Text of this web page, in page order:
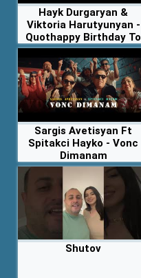
Hayk Durgaryan &
Viktoria Harutyunyan -
Quothappy Birthday To
Mequot Coming Soon
Sargis Avetisyan Ft
Spitakci Hayko - Vonc
Dimanam
Shutov